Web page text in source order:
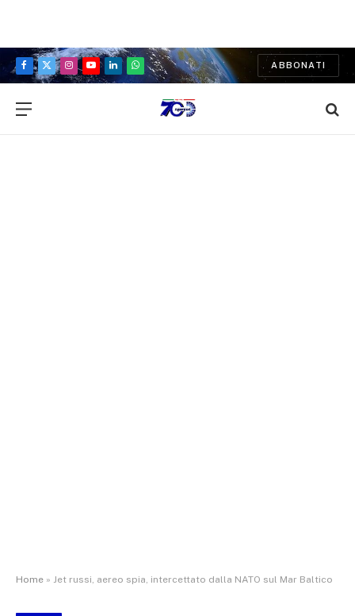
Facebook
X
Instagram
YouTubeLinkedInWhatsApp
ABBONATI
Home » Jet russi, aereo spia, intercettato dalla NATO sul Mar Baltico